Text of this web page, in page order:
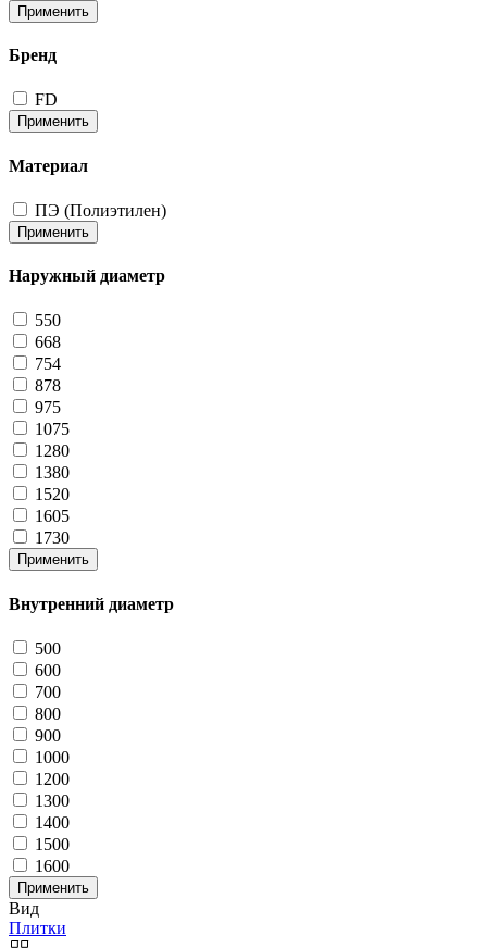
Применить
Бренд
FD
Применить
Материал
ПЭ (Полиэтилен)
Применить
Наружный диаметр
550
668
754
878
975
1075
1280
1380
1520
1605
1730
Применить
Внутренний диаметр
500
600
700
800
900
1000
1200
1300
1400
1500
1600
Применить
Вид
Плитки